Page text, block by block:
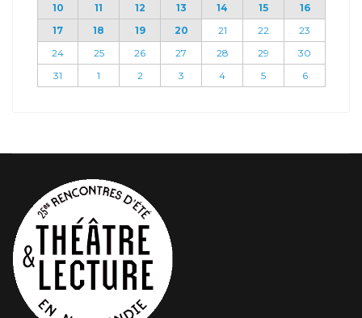
10
11 12 13 14 15
16
17
18 19 20 21 22
23
24
25 26 27 28 29
30
31
1 2 3 4 5 6